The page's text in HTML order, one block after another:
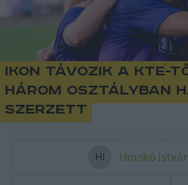
Ikon távozik a KTE-
három osztályban
szerzett
H Hraskó István